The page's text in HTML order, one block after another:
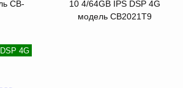
CB-
10 4/64GB IPS DSP 4G
модель СB2021T9
4G